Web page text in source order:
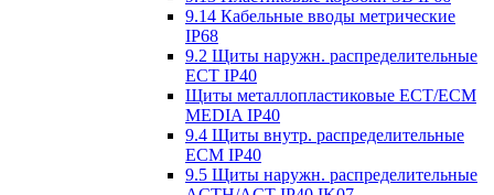
9.14 Кабельные вводы метрические
IP68
9.2 Щиты наружн. распределительные
ECT IP40
Щиты металлопластиковые ECT/ECM
MEDIA IP40
9.4 Щиты внутр. распределительные
ECМ IP40
9.5 Щиты наружн. распределительные